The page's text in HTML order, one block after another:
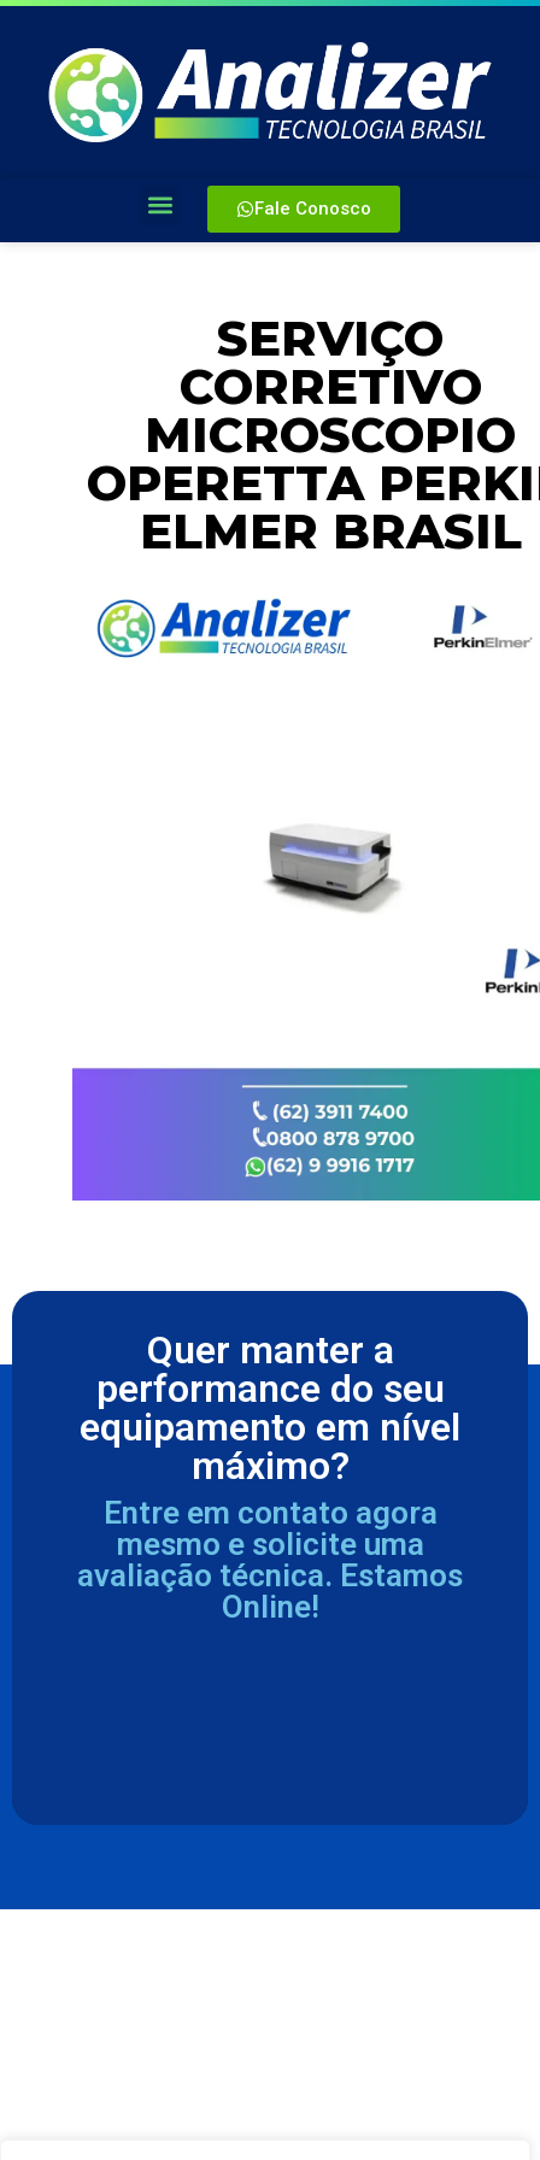
Fale Conosco
SERVIÇO
CORRETIVO
MICROSCOPIO
OPERETTA
ELMER BRASIL
Quer manter a
performance do seu
equipamento em nível
máximo?
Entre em contato agora
mesmo e solicite uma
avaliação técnica. Estamos
Online!